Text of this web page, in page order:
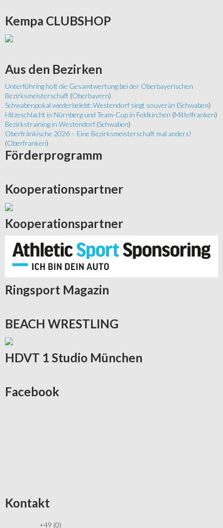
Kempa CLUBSHOP
Aus den Bezirken
Unterföhring holt die Gesamtwertung bei der Oberbayerischen
Bezirksmeisterschaft (Oberbayern)
Schwabenpokal wiederbelebt: Westendorf siegt souverän (Schwaben)
Hitzeschlacht in Nürnberg und Team-Cup in Feldkirchen (Mittelfranken)
Bezirkstraining in Westendorf (Schwaben)
Oberfränkische 2026 – Eine Bezirksmeisterschaft mal anders!
(Oberfranken)
Förderprogramm
Kooperationspartner
Kooperationspartner
Ringsport Magazin
BEACH WRESTLING
HDVT 1 Studio München
Facebook
Kontakt
+49 (0)